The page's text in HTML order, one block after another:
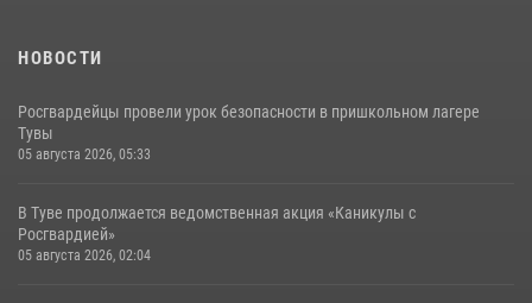
НОВОСТИ
Росгвардейцы провели урок безопасности в пришкольном лагере
Тувы
05 августа 2026, 05:33
В Туве продолжается ведомственная акция «Каникулы с
Росгвардией»
05 августа 2026, 02:04